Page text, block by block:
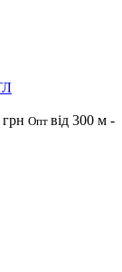
грн Опт від 300 м -